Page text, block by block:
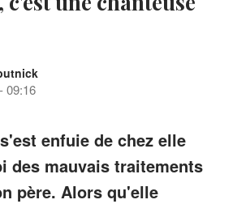
-09:16
enfuie de chez elle
des mauvais traitements
père. Alors qu'elle